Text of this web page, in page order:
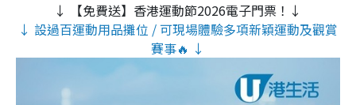
↓ 【免費送】香港運動節2026電子門票！↓
↓ 設過百運動用品攤位 / 可現場體驗多項新穎運動及觀賞
賽事🔥 ↓